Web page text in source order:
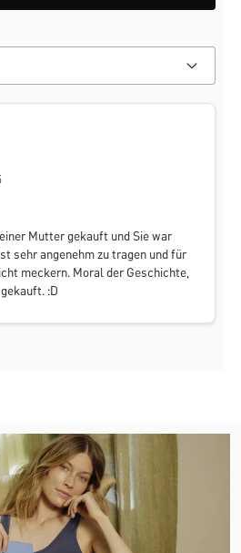
von 5 von 5 Sternen
Mutter gekauft und Sie war
sehr angenehm zu tragen und für
meckern. Moral der Geschichte,
:D